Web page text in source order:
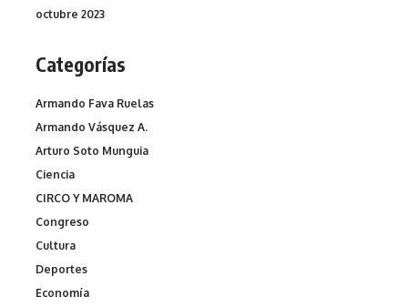
octubre 2023
Categorías
Armando Fava Ruelas
Armando Vásquez A.
Arturo Soto Munguia
Ciencia
CIRCO Y MAROMA
Congreso
Cultura
Deportes
Economía